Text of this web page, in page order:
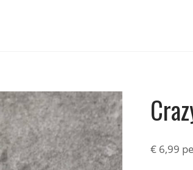
€ 6,99